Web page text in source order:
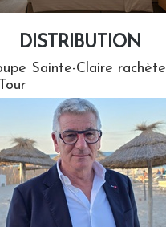
DISTRIBUTION
Sainte-Claire rachète